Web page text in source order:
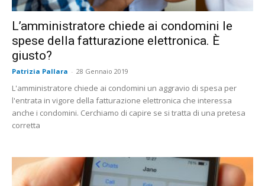
L’amministratore chiede ai condomini le
spese della fatturazione elettronica. È
giusto?
Patrizia Pallara - 28 Gennaio 2019
L'amministratore chiede ai condomini un aggravio di spesa per
l'entrata in vigore della fatturazione elettronica che interessa
anche i condomini. Cerchiamo di capire se si tratta di una pretesa
corretta